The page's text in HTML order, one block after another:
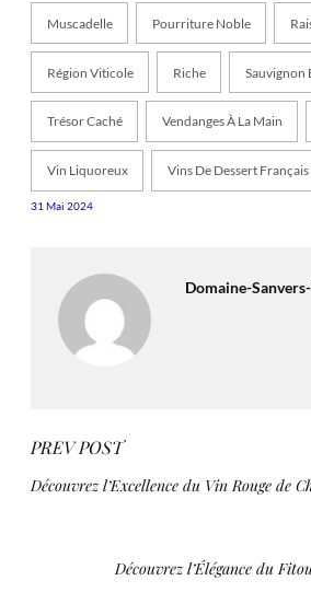
Muscadelle Pourriture Noble
Région Viticole Riche Sauvignon
Trésor Caché Vendanges À La Main
Vin Liquoreux Vins De Dessert Français
31 Mai 2024
Domaine-
PREV POST
Découvrez l’Excellence du Vin Rouge de
Découvrez l’Élégance du